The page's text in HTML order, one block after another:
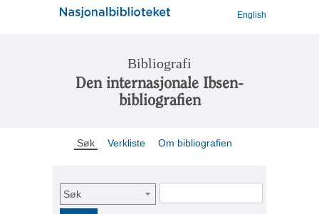
English
Bibliografi
Den internasjonale Ibsen-
bibliografien
Søk Verkliste Om bibliografien
Søk